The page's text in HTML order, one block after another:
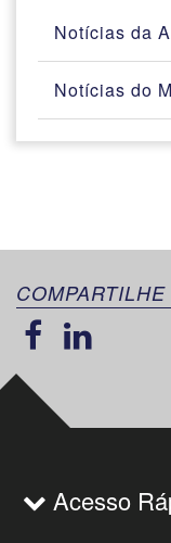
Notícias da
Notícias do
Acesso